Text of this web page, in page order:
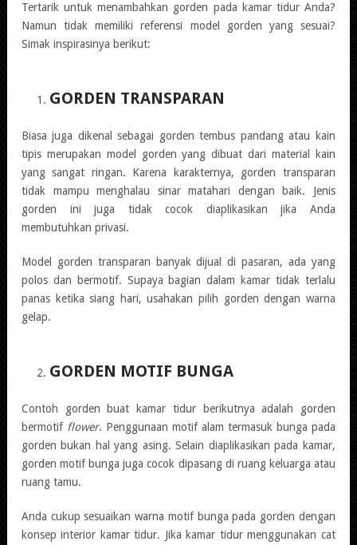
Tertarik untuk menambahkan gorden pada kamar tidur Anda?
Namun tidak memiliki referensi model gorden yang sesuai?
Simak inspirasinya berikut:
GORDEN TRANSPARAN
Biasa juga dikenal sebagai gorden tembus pandang atau kain
tipis merupakan model gorden yang dibuat dari material kain
yang sangat ringan. Karena karakternya, gorden transparan
tidak mampu menghalau sinar matahari dengan baik. Jenis
gorden ini juga tidak cocok diaplikasikan jika Anda
membutuhkan privasi.
Model gorden transparan banyak dijual di pasaran, ada yang
polos dan bermotif. Supaya bagian dalam kamar tidak terlalu
panas ketika siang hari, usahakan pilih gorden dengan warna
gelap.
GORDEN MOTIF BUNGA
Contoh gorden buat kamar tidur berikutnya adalah gorden
bermotif flower. Penggunaan motif alam termasuk bunga pada
gorden bukan hal yang asing. Selain diaplikasikan pada kamar,
gorden motif bunga juga cocok dipasang di ruang keluarga atau
ruang tamu.
Anda cukup sesuaikan warna motif bunga pada gorden dengan
konsep interior kamar tidur. Jika kamar tidur menggunakan cat